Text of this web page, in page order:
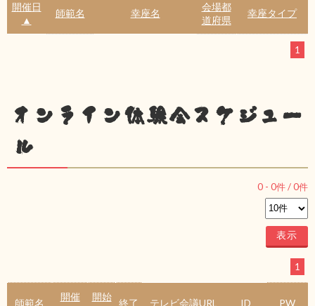
開催日
▲
師範名 幸座名
会場都
道府県
幸座タイプ
1
オンライン体験会スケジュー
ル
0 - 0件 /0件
1
師範名
開催
開始
終了 テレビ会議URL ID PW